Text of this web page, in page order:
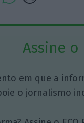
Assine o
em que a
o jornalismo